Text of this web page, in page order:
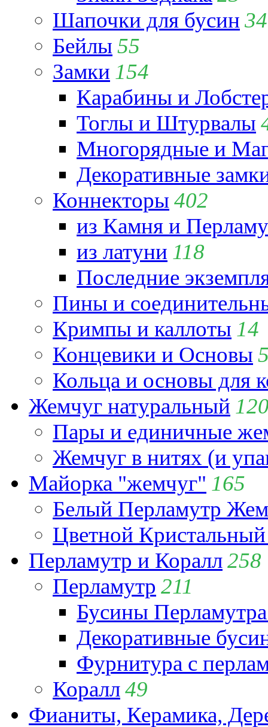
Шапочки для бусин 34
Бейлы 55
Замки 154
Карабины и
Тоглы и Штурвалы
Многорядные и
Декоративные
Коннекторы 402
из Камня и
из латуни 118
Последние
Пины и
Кримпы и каллоты 14
Концевики и Основы
Кольца и основы для
Жемчуг натуральный
Пары и единичные
Жемчуг в нитях (и
Майорка "жемчуг" 165
Белый Перламутр
Цветной
Перламутр и Коралл258
Перламутр 211
Бусины
Декоративные
Фурнитура с
Коралл49
Фианиты, Керамика,